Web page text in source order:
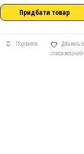
Придбати товар
Порівняти
Добавить в
список желаний